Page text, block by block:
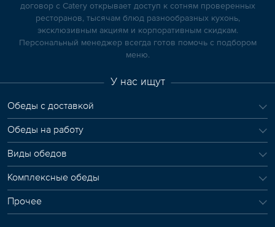
договор с Catery открывает доступ к сотням проверенных
ресторанов, тысячам блюд разнообразных кухонь,
эксклюзивным акциям и корпоративным скидкам.
Персональный менеджер всегда готов помочь с подбором
меню.
У нас ищут
Обеды с доставкой
Обеды на работу
Виды обедов
Комплексные обеды
Прочее